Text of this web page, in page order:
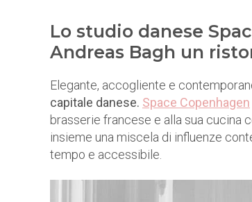
Lo studio danese
Andreas Bagh un
Elegante, accogliente e
capitale danese. Space Copenhagen
brasserie francese e alla sua cucina
insieme una miscela di influenze
tempo e accessibile.